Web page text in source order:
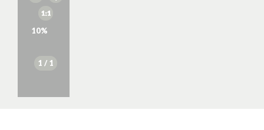
10%
1 / 1